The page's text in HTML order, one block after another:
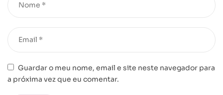
Guardar o meu nome, email e site neste navegador para
a próxima vez que eu comentar.